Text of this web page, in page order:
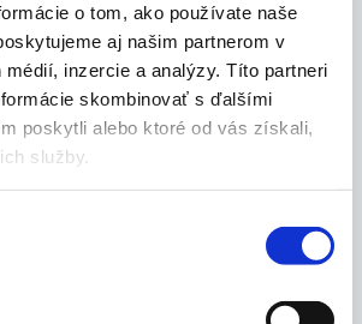
o tom, ako používate naše
aj našim partnerom v
inzercie a analýzy. Títo partneri
skombinovať s ďalšími
poskytli alebo ktoré od vás získali,
služby.
a praktický invalidný vozík
s dvojitým krížovým
aj opierky chrbta je vyrobený z
kolesá s nafukovacími alebo mäkkými
troch šírkach